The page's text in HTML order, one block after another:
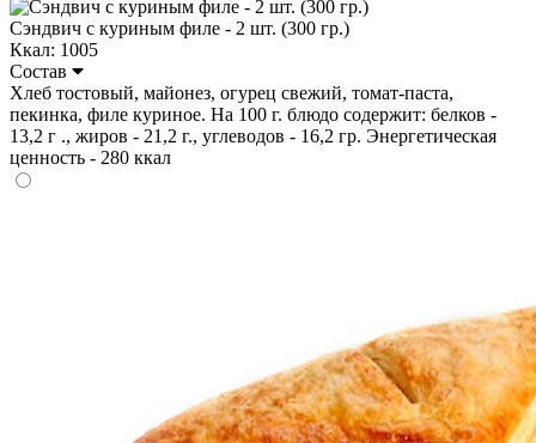
Сэндвич с куриным филе - 2 шт. (300 гр.)
Ккал: 1005
Состав
Хлеб тостовый, майонез, огурец свежий, томат-паста,
пекинка, филе куриное. На 100 г. блюдо содержит: белков -
13,2 г ., жиров - 21,2 г., углеводов - 16,2 гр. Энергетическая
ценность - 280 ккал